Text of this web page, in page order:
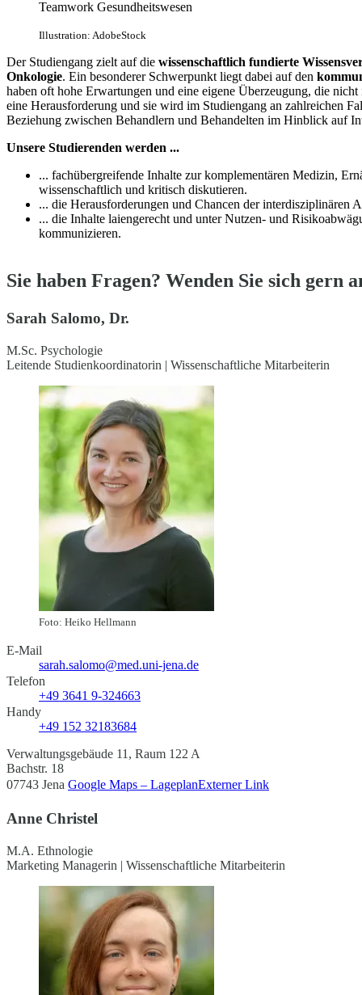
Teamwork Gesundheitswesen
Illustration: AdobeStock
Der Studiengang zielt auf die wissenschaftlich fundierte
Onkologie. Ein besonderer Schwerpunkt liegt dabei auf den
haben oft hohe Erwartungen und eine eigene Überzeugung, die
eine Herausforderung und sie wird im Studiengang an zahlreichen
Beziehung zwischen Behandlern und Behandelten im Hinblick auf
Unsere Studierenden werden ...
... fachübergreifende Inhalte zur komplementären Medizin,
wissenschaftlich und kritisch diskutieren.
... die Herausforderungen und Chancen der interdisziplinären
... die Inhalte laiengerecht und unter Nutzen- und
kommunizieren.
Sie haben Fragen? Wenden Sie sich gern
Sarah Salomo, Dr.
M.Sc. Psychologie
Leitende Studienkoordinatorin | Wissenschaftliche Mitarbeiterin
Foto: Heiko Hellmann
E-Mail
sarah.salomo@med.uni-jena.de
Telefon
+49 3641 9-324663
Handy
+49 152 32183684
Verwaltungsgebäude 11, Raum 122 A
Bachstr. 18
07743 Jena Google Maps – LageplanExterner Link
Anne Christel
M.A. Ethnologie
Marketing Managerin | Wissenschaftliche Mitarbeiterin